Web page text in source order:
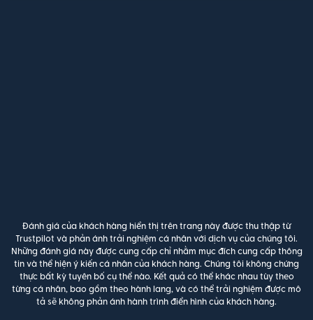
Đánh giá của khách hàng hiển thị trên trang này được thu thập từ
Trustpilot và phản ánh trải nghiệm cá nhân với dịch vụ của chúng tôi.
Những đánh giá này được cung cấp chỉ nhằm mục đích cung cấp thông
tin và thể hiện ý kiến cá nhân của khách hàng. Chúng tôi không chứng
thực bất kỳ tuyên bố cụ thể nào. Kết quả có thể khác nhau tùy theo
từng cá nhân, bao gồm theo hành lang, và có thể trải nghiệm được mô
tả sẽ không phản ánh hành trình điển hình của khách hàng.